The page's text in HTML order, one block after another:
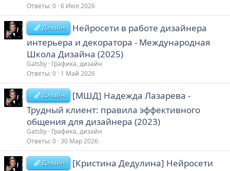
Ответы 0 6 Июл 2026
Дизайн
Нейросети в работе дизайнера
интерьера и декоратора - Международная
Школа Дизайна (2025)
Gatsby Графика, дизайн
Ответы 0 1 Май 2026
Дизайн
[МШД] Надежда Лазарева -
Трудный клиент: правила эффективного
общения для дизайнера (2023)
Gatsby Графика, дизайн
Ответы 0 30 Мар 2026
Дизайн
[Кристина Дедулина] Нейросети